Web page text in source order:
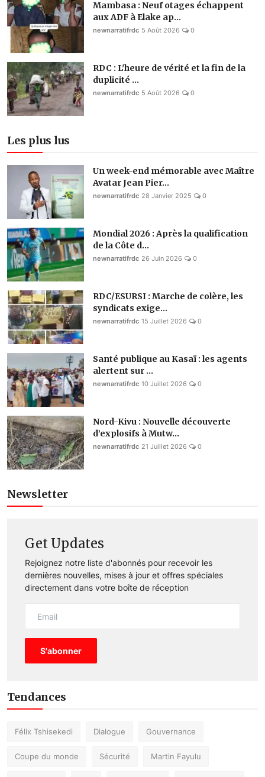
Mambasa : Neuf otages échappent
aux ADF à Elake ap...
newnarratifrdc 5 Août 2026 0
RDC : L'heure de vérité et la fin de la
duplicité ...
newnarratifrdc 5 Août 2026 0
Les plus lus
Un week-end mémorable avec Maître
Avatar Jean Pier...
newnarratifrdc 28 Janvier 2025 0
Mondial 2026 : Après la qualification
de la Côte d...
newnarratifrdc 26 Juin 2026 0
RDC/ESURSI : Marche de colère, les
syndicats exige...
newnarratifrdc 15 Juillet 2026 0
Santé publique au Kasaï : les agents
alertent sur ...
newnarratifrdc 10 Juillet 2026 0
Nord-Kivu : Nouvelle découverte
d’explosifs à Mutw...
newnarratifrdc 21 Juillet 2026 0
Newsletter
Get Updates
Rejoignez notre liste d'abonnés pour recevoir les
dernières nouvelles, mises à jour et offres spéciales
directement dans votre boîte de réception
S'abonner
Tendances
Félix Tshisekedi Dialogue Gouvernance
Coupe du monde Sécurité Martin Fayulu